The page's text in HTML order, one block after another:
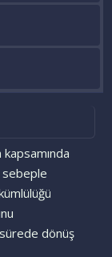
sebeple
dönüş